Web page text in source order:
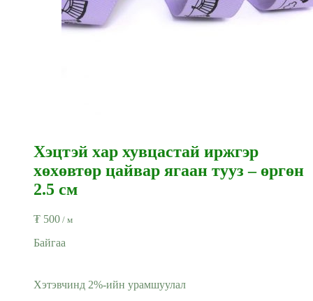
Хэцтэй хар хувцастай иржгэр
хөхөвтөр цайвар ягаан тууз – өргөн
2.5 см
₮ 500 / м
Байгаа
Хэтэвчинд 2%-ийн урамшуулал